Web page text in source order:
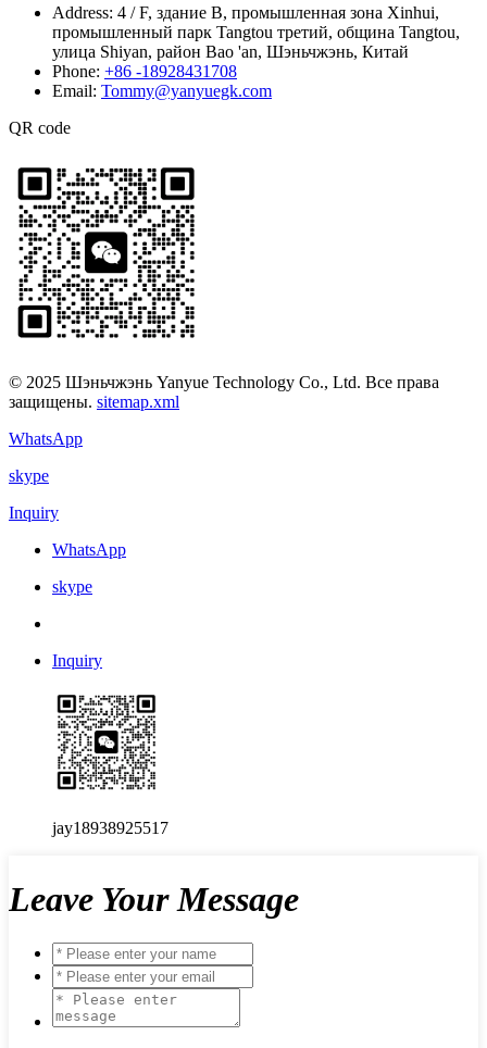
Address: 4 / F, здание B, промышленная зона Xinhui,
промышленный парк Tangtou третий, община Tangtou,
улица Shiyan, район Bao 'an, Шэньчжэнь, Китай
Phone: +86 -18928431708
Email: Tommy@yanyuegk.com
QR code
© 2025 Шэньчжэнь Yanyue Technology Co., Ltd. Все права
защищены. sitemap.xml
WhatsApp
skype
Inquiry
WhatsApp
skype
Inquiry
jay18938925517
Leave Your Message